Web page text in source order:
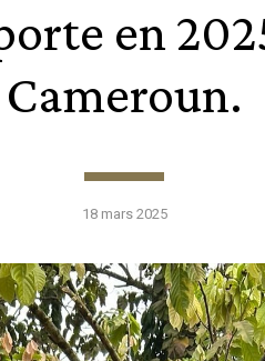
en
Cameroun.
18 mars 2025